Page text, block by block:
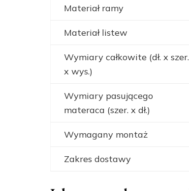
Materiał ramy
Materiał listew
Wymiary całkowite (dł. x szer.
x wys.)
Wymiary pasującego
materaca (szer. x dł.)
Wymagany montaż
Zakres dostawy